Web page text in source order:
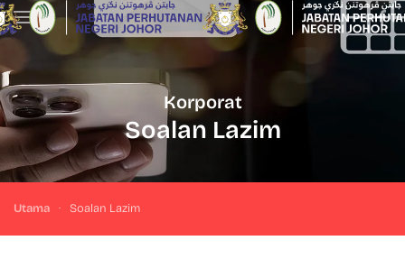
Korporat
Soalan Lazim
Utama Soalan Lazim